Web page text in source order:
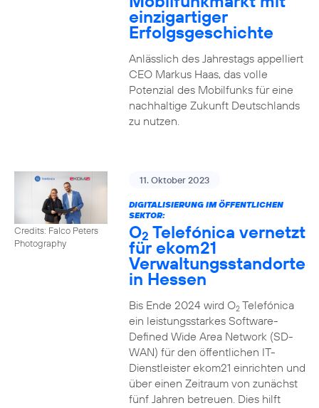
einzigartiger
Erfolgsgeschichte
Anlässlich des Jahrestags appelliert
CEO Markus Haas, das volle
Potenzial des Mobilfunks für eine
nachhaltige Zukunft Deutschlands
zu nutzen.
Credits: Falco Peters
Photography
11. Oktober 2023
DIGITALISIERUNG IM ÖFFENTLICHEN
SEKTOR:
O2 Telefónica vernetzt
für ekom21
Verwaltungsstandorte
in Hessen
Bis Ende 2024 wird O2Telefónica
ein leistungsstarkes Software-
Defined Wide Area Network (SD-
WAN) für den öffentlichen IT-
Dienstleister ekom21 einrichten und
über einen Zeitraum von zunächst
fünf Jahren betreuen. Dies hilft